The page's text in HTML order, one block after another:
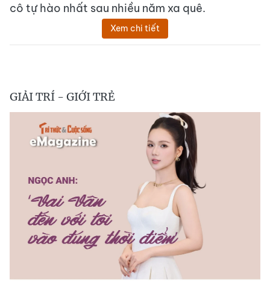
cô tự hào nhất sau nhiều năm xa quê.
Xem chi tiết
GIẢI TRÍ - GIỚI TRẺ